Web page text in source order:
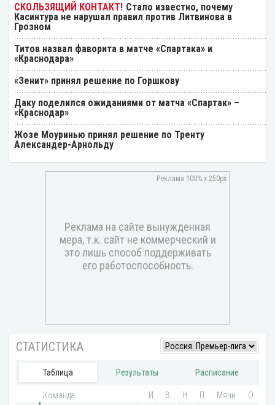
Стало известно, почему
Касинтура не нарушал правил против Литвинова в
Грозном
Титов назвал фаворита в матче «Спартака» и
«Краснодара»
«Зенит» принял решение по Горшкову
Даку поделился ожиданиями от матча «Спартак» –
«Краснодар»
Жозе Моуринью принял решение по Тренту
Александер-Арнольду